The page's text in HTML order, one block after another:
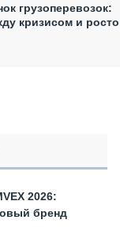
грузоперевозок:
кризисом и
2026:
бренд